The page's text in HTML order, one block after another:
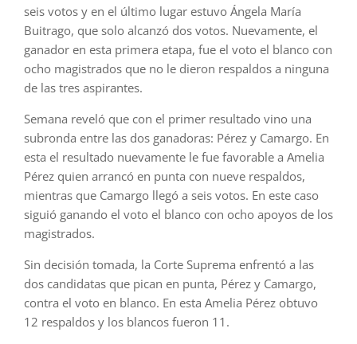
seis votos y en el último lugar estuvo Ángela María
Buitrago, que solo alcanzó dos votos. Nuevamente, el
ganador en esta primera etapa, fue el voto el blanco con
ocho magistrados que no le dieron respaldos a ninguna
de las tres aspirantes.
Semana reveló que con el primer resultado vino una
subronda entre las dos ganadoras: Pérez y Camargo. En
esta el resultado nuevamente le fue favorable a Amelia
Pérez quien arrancó en punta con nueve respaldos,
mientras que Camargo llegó a seis votos. En este caso
siguió ganando el voto el blanco con ocho apoyos de los
magistrados.
Sin decisión tomada, la Corte Suprema enfrentó a las
dos candidatas que pican en punta, Pérez y Camargo,
contra el voto en blanco. En esta Amelia Pérez obtuvo
12 respaldos y los blancos fueron 11.